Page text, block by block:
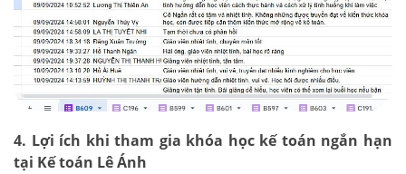
4. Lợi ích khi tham gia khóa học kế toán ngắn hạn
tại Kế toán Lê Ánh